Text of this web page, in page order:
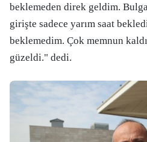
beklemeden direk geldim.
girişte sadece yarım saat
beklemedim. Çok memnun
güzeldi." dedi.